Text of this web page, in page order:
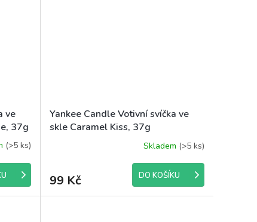
ve
37g
(>5 ks)
Yankee Candle Votivní svíčka ve
skle Caramel Kiss, 37g
Skladem (>5 ks)
99 Kč DO KOŠÍKU